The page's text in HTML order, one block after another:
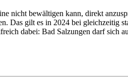
nicht bewältigen kann, direkt
Das gilt es in 2024 bei gleichzeitig
dabei: Bad Salzungen darf sich